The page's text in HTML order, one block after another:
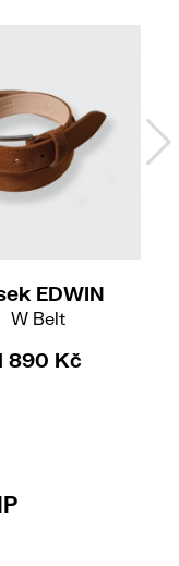
EDWIN
W Belt
890 Kč